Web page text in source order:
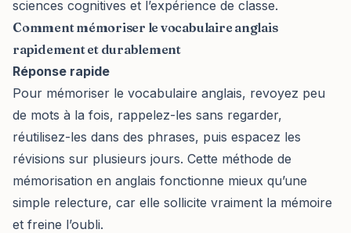
sciences cognitives et l’expérience de classe.
Comment mémoriser le vocabulaire anglais
rapidement et durablement
Réponse rapide
Pour mémoriser le vocabulaire anglais, revoyez peu
de mots à la fois, rappelez-les sans regarder,
réutilisez-les dans des phrases, puis espacez les
révisions sur plusieurs jours. Cette méthode de
mémorisation en anglais fonctionne mieux qu’une
simple relecture, car elle sollicite vraiment la mémoire
et freine l’oubli.